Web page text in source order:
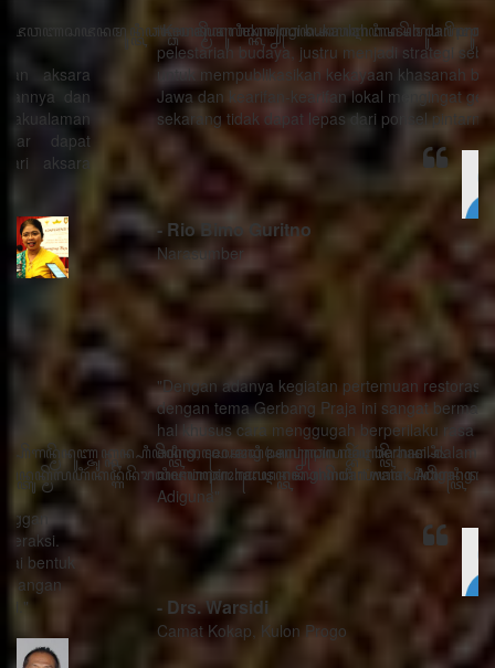
“Kemajuan teknologi bukanlah musuh dari proses
pelestarian budaya, justru menjadi strategi sebagai alat
untuk mempublikasikan kekayaan khasanah budaya
Jawa dan kearifan-kearifan lokal mengingat generasi
sekarang tidak dapat lepas dari ponsel pintarnya.”
- Rio Bimo Guritno
Narasumber
"Dengan adanya kegiatan pertemuan restorasi sosial
dengan tema Gerbang Praja ini sangat bermanfaat ada
hal khusus cara menggugah berperilaku rasa sithik
eding, seorang pemimpin mau berhasil dalam
memimpin harus menghindari watak Adigang Adigung
Adiguna"
- Drs. Warsidi
Camat Kokap, Kulon Progo